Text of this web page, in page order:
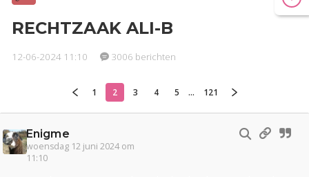
Relaties Werk & Studie Geld & Recht
Oekraïne
Kinderen
RECHTZAAK ALI-B
12-06-2024 11:10 3006 berichten
1 2 3 4 5 ... 121
Enigme
woensdag 12 juni 2024 om
11:10